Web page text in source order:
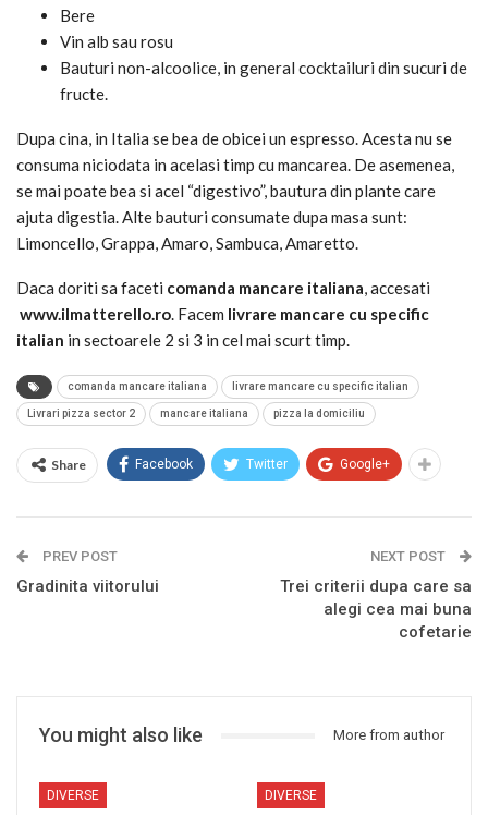
Bere
Vin alb sau rosu
Bauturi non-alcoolice, in general cocktailuri din sucuri de
fructe.
Dupa cina, in Italia se bea de obicei un espresso. Acesta nu se
consuma niciodata in acelasi timp cu mancarea. De asemenea,
se mai poate bea si acel “digestivo”, bautura din plante care
ajuta digestia. Alte bauturi consumate dupa masa sunt:
Limoncello, Grappa, Amaro, Sambuca, Amaretto.
Daca doriti sa faceti comanda mancare italiana, accesati
www.ilmatterello.ro. Facem livrare mancare cu specific
italian in sectoarele 2 si 3 in cel mai scurt timp.
comanda mancare italiana livrare mancare cu specific italian
Livrari pizza sector 2 mancare italiana pizza la domiciliu
Share Facebook Twitter Google+
PREV POST
Gradinita viitorului
NEXT POST
Trei criterii dupa care sa
alegi cea mai buna
cofetarie
You might also like More from author
DIVERSE DIVERSE